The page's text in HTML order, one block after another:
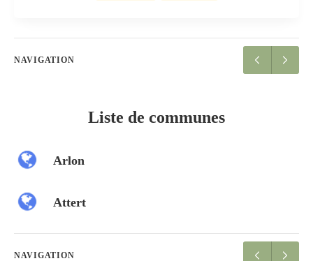
NAVIGATION
Liste de communes
Arlon
Attert
NAVIGATION